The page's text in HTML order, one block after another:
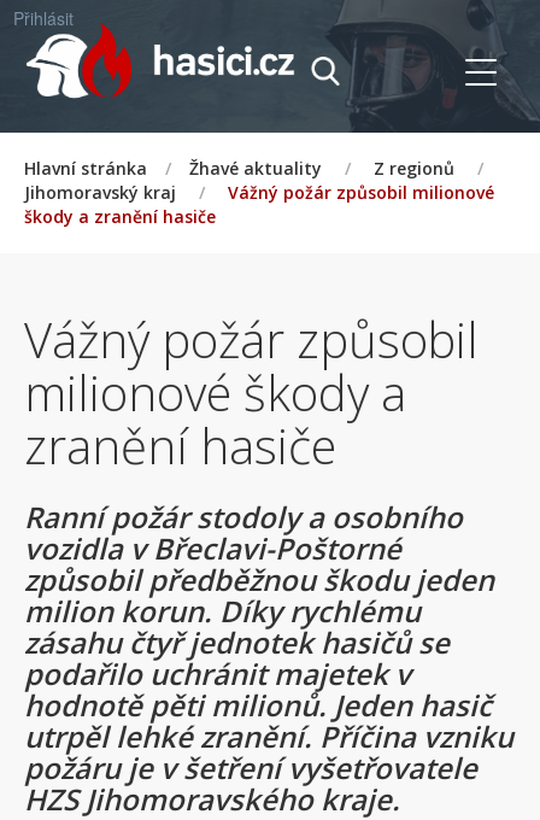
Přihlásit
Hlavní stránka / Žhavé aktuality / Z regionů
/
Jihomoravský kraj
/
Vážný požár způsobil milionové
škody a zranění hasiče
Vážný požár způsobil
milionové škody a
zranění hasiče
Ranní požár stodoly a osobního
vozidla v Břeclavi-Poštorné
způsobil předběžnou škodu jeden
milion korun. Díky rychlému
zásahu čtyř jednotek hasičů se
podařilo uchránit majetek v
hodnotě pěti milionů. Jeden hasič
utrpěl lehké zranění. Příčina vzniku
požáru je v šetření vyšetřovatele
HZS Jihomoravského kraje.